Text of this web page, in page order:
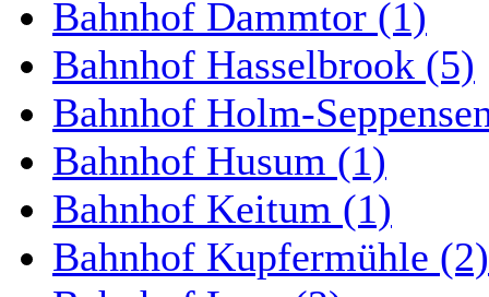
Bahnhof Dammtor (1)
Bahnhof Hasselbrook (5)
Bahnhof Holm-
Bahnhof Husum (1)
Bahnhof Keitum (1)
Bahnhof Kupfermühle (2)